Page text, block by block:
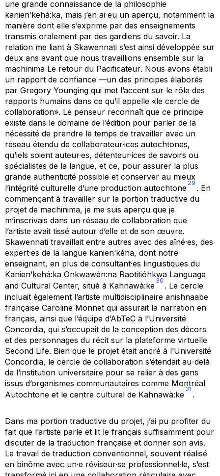
une grande connaissance de la philosophie
kanien’kehá:ka, mais j’en ai eu un aperçu, notamment la
manière dont elle s’exprime par des enseignements
transmis oralement par des gardiens du savoir. La
relation me liant à Skawennati s’est ainsi développée sur
deux ans avant que nous travaillions ensemble sur la
machinima Le retour du Pacificateur. Nous avons établi
un rapport de confiance —un des principes élaborés
par Gregory Younging qui met l’accent sur le rôle des
rapports humains dans ce qu’il appelle «le cercle de
collaboration». Le penseur reconnaît que ce principe
existe dans le domaine de l’édition pour parler de la
nécessité de prendre le temps de travailler avec un
réseau étendu de collaborateur·ices autochtones,
qu’iels soient auteur·es, détenteur·ices de savoirs ou
spécialistes de la langue, et ce, pour assurer la plus
grande authenticité possible et conserver au mieux
l’intégrité culturelle d’une production autochtone
29
. En
commençant à travailler sur la portion traductive du
projet de machinima, je me suis aperçu que je
m’inscrivais dans un réseau de collaboration que
l’artiste avait tissé autour d’elle et de son œuvre.
Skawennati travaillait entre autres avec des aîné·es, des
expert·es de la langue kanien’kéha, dont notre
enseignant, en plus de consultant·es linguistiques du
Kanien’kehá:ka Onkwawén:na Raotitióhkwa Language
and Cultural Center, situé à Kahnawà:ke
30
. Le cercle
incluait également l’artiste multidisciplinaire anishnaabe
française Caroline Monnet qui assurait la narration en
français, ainsi que l’équipe d’AbTeC à l’Université
Concordia, qui s’occupait de la conception des décors
et des personnages du récit sur la plateforme virtuelle
Second Life. Bien que le projet était ancré à l’Université
Concordia, le cercle de collaboration s’étendait au-delà
de l’institution universitaire pour se relier à des gens
issus d’organismes communautaires comme Montréal
Autochtone et le centre culturel de Kahnawà:ke
31
.
Dans ma portion traductive du projet, j’ai pu profiter du
fait que l’artiste parle et lit le français suffisamment pour
discuter de la traduction française et donner son avis.
Le travail de traduction conventionnel, souvent réalisé
en binôme avec un·e réviseur·se professionnel·le, s’est